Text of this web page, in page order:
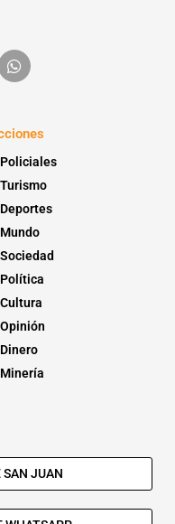
Policiales
Turismo
Deportes
Mundo
Sociedad
Política
Cultura
Opinión
Dinero
Minería
SAN JUAN